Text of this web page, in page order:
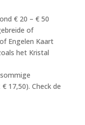
€ 20 – € 50
of
Engelen Kaart
het Kristal
17,50). Check de